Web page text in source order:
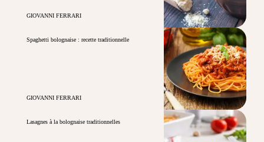
GIOVANNI FERRARI
Spaghetti bolognaise : recette traditionnelle
GIOVANNI FERRARI
Lasagnes à la bolognaise traditionnelles